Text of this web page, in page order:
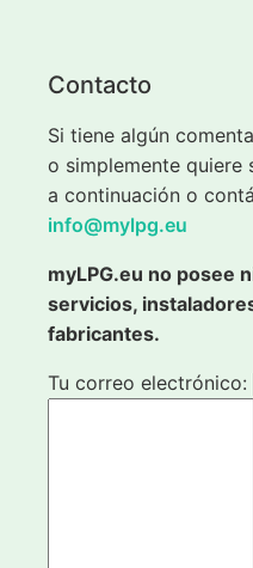
Contacto
Si tiene algún
o simplemente quiere
a continuación o
info@mylpg.eu
myLPG.eu no posee
servicios,
fabricantes.
Tu correo electrónico: